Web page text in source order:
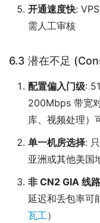
开通速度快:
需人工审核
6.3 潜在不足
配置偏入门级:
200Mbps 带宽
库、视频处理）
单一机房选择:
亚洲或其他美国
非 CN2 GIA 线路
延迟和丢包率可
瓦工）